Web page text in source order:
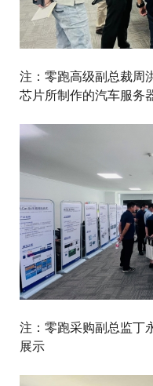
注：零跑高级副总裁周
芯片所制作的汽车服务
图
注：零跑采购副总监丁
展示